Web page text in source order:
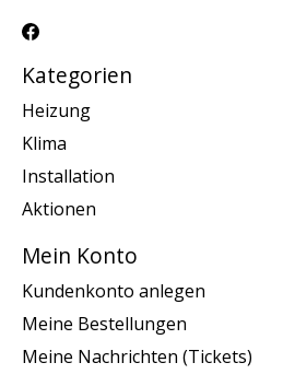
Kategorien
Heizung
Klima
Installation
Aktionen
Mein Konto
Kundenkonto anlegen
Meine Bestellungen
Meine Nachrichten (Tickets)